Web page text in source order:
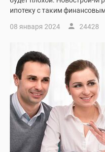
ипотеку с таким
08 января 2024 24428